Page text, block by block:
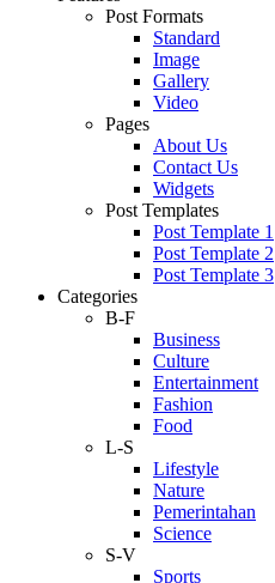
Post Formats
Standard
Image
Gallery
Video
Pages
About Us
Contact Us
Widgets
Post Templates
Post Template 1
Post Template 2
Post Template 3
Categories
B-F
Business
Culture
Entertainment
Fashion
Food
L-S
Lifestyle
Nature
Pemerintahan
Science
S-V
Sports